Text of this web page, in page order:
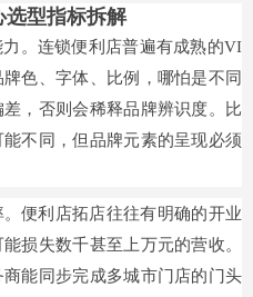
选型指标拆解
。连锁便利店普遍有成熟的VI
色、字体、比例，哪怕是不同
，否则会稀释品牌辨识度。比
不同，但品牌元素的呈现必须
便利店拓店往往有明确的开业
损失数千甚至上万元的营收。
能同步完成多城市门店的门头